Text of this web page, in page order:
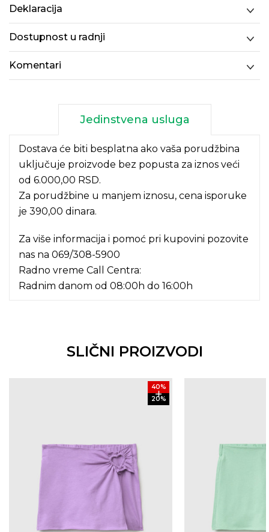
Deklaracija
Dostupnost u radnji
Komentari
Jedinstvena usluga
Dostava će biti besplatna ako vaša porudžbina
uključuje proizvode bez popusta za iznos veći
od 6.000,00 RSD.
Za porudžbine u manjem iznosu, cena isporuke
je 390,00 dinara.
Za više informacija i pomoć pri kupovini pozovite
nas na 069/308-5900
Radno vreme Call Centra:
Radnim danom od 08:00h do 16:00h
SLIČNI PROIZVODI
40%
20%